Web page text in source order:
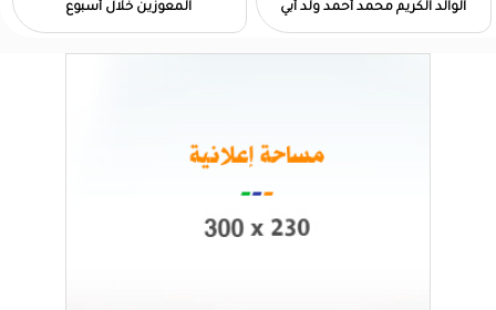
الوالد الكريم محمد أحمد ولد أبي
المعوزين خلال أسبوع